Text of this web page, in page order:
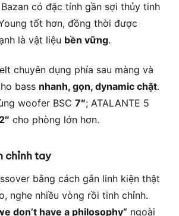
có đặc tính gần sợi thủy tinh
tốt hơn, đồng thời được
là vật liệu bền vững.
chuyên dụng phía sau màng và
bass nhanh, gọn, dynamic chặt.
woofer BSC 7″; ATALANTE 5
cho phòng lớn hơn.
chỉnh tay
bằng cách gắn linh kiện thật
nghe nhiều vòng rồi tinh chỉnh.
don’t have a philosophy” ngoài